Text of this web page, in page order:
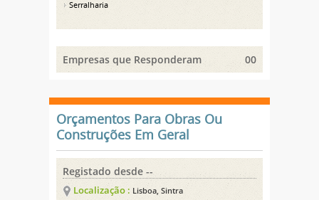
Serralharia
Empresas que Responderam 00
Orçamentos Para Obras Ou
Construções Em Geral
Registado desde --
Localização : Lisboa, Sintra